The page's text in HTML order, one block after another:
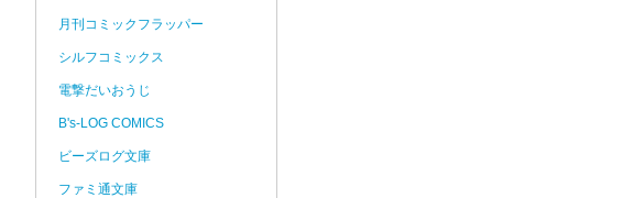
月刊コミックフラッパー
シルフコミックス
電撃だいおうじ
B's-LOG COMICS
ビーズログ文庫
ファミ通文庫